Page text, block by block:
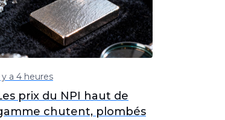
y a 4 heures
prix du NPI haut de
chutent, plombés